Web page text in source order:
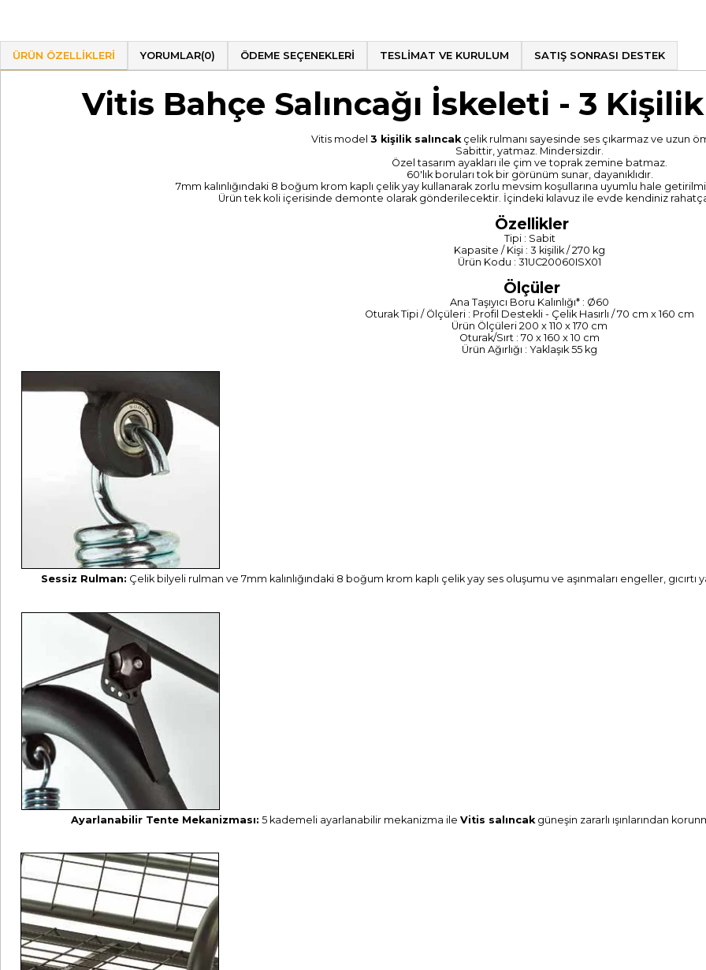
ÜRÜN ÖZELLIKLERI YORUMLAR(0) ÖDEME SEÇENEKLERI TESLIMAT VE KURULUM SATIŞ SONRASI DESTEK
Vitis Bahçe Salıncağı İskeleti - 3
Vitis model 3 kişilik salıncakçelik rulmanı sayesinde ses çıkarmaz ve uzun
Sabittir, yatmaz. Mindersizdir.
Özel tasarım ayakları ile çim ve toprak zemine batmaz.
60'lık boruları tok bir görünüm sunar, dayanıklıdır.
7mm kalınlığındaki 8 boğum krom kaplı çelik yay kullanarak zorlu mevsim koşullarına uyumlu hale
Ürün tek koli içerisinde demonte olarak gönderilecektir. İçindeki kılavuz ile evde kendiniz
Özellikler
Tipi : Sabit
Kapasite / Kişi : 3 kişilik / 270 kg
Ürün Kodu : 31UC20060ISX01
Ölçüler
Ana Taşıyıcı Boru Kalınlığı* : Ø60
Oturak Tipi / Ölçüleri : Profil Destekli - Çelik Hasırlı / 70 cm x 160 cm
Ürün Ölçüleri 200 x 110 x 170 cm
Oturak/Sırt : 70 x 160 x 10 cm
Ürün Ağırlığı : Yaklaşık 55 kg
Sessiz Rulman: Çelik bilyeli rulman ve 7mm kalınlığındaki 8 boğum krom kaplı çelik yay ses oluşumu ve aşınmaları engeller,
Ayarlanabilir Tente Mekanizması: 5 kademeli ayarlanabilir mekanizma ile Vitis salıncak güneşin zararlı ışınlarından